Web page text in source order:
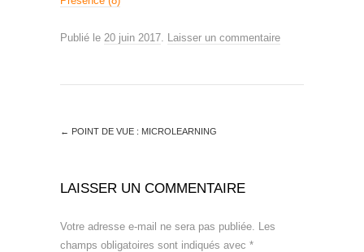
Publié le 20 juin 2017. Laisser un commentaire
← POINT DE VUE : MICROLEARNING
LAISSER UN COMMENTAIRE
Votre adresse e-mail ne sera pas publiée. Les
champs obligatoires sont indiqués avec *